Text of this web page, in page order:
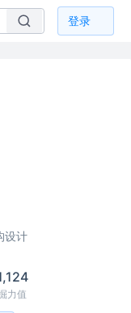
登录
设计
力值